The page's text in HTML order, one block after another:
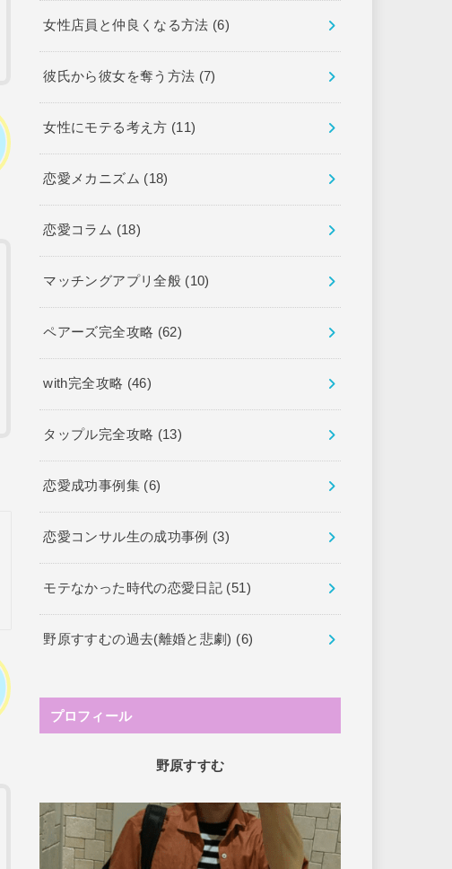
女性店員と仲良くなる方法 (6)
彼氏から彼女を奪う方法 (7)
女性にモテる考え方 (11)
恋愛メカニズム (18)
恋愛コラム (18)
マッチングアプリ全般 (10)
ペアーズ完全攻略 (62)
with完全攻略 (46)
タップル完全攻略 (13)
恋愛成功事例集 (6)
恋愛コンサル生の成功事例 (3)
モテなかった時代の恋愛日記 (51)
野原すすむの過去(離婚と悲劇) (6)
プロフィール
野原すすむ